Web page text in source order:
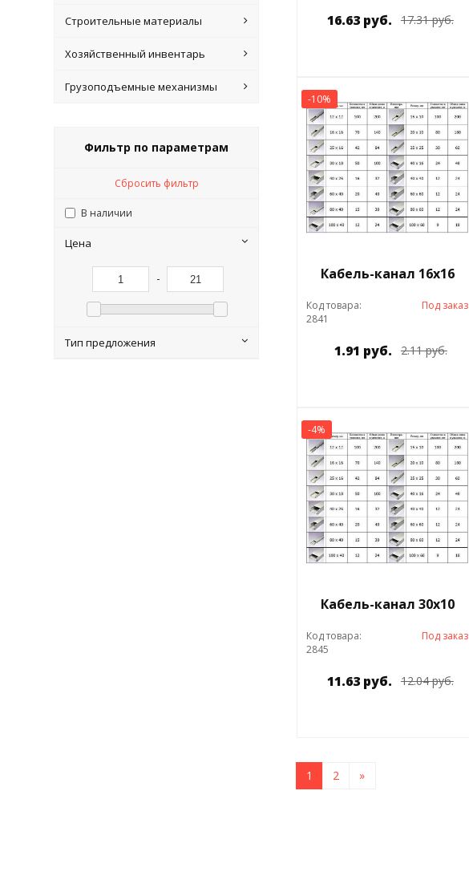
Строительные материалы
Хозяйственный инвентарь
Грузоподъемные механизмы
Фильтр по параметрам
Сбросить фильтр
В наличии
Цена
-
Тип предложения
16.63 руб. 17.31 руб.
-10%
Кабель-канал 16х16
Код товара:
2841
Под заказ
1.91 руб. 2.11 руб.
-4%
Кабель-канал 30х10
Код товара:
2845
Под заказ
11.63 руб. 12.04 руб.
1 2 »